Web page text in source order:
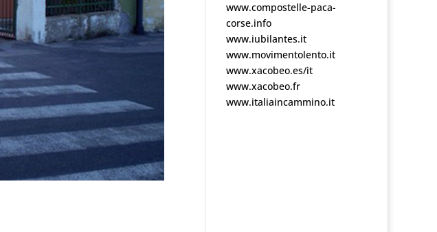
www.compostelle-paca-
corse.info
www.iubilantes.it
www.movimentolento.it
www.xacobeo.es/it
www.xacobeo.fr
www.italiaincammino.it